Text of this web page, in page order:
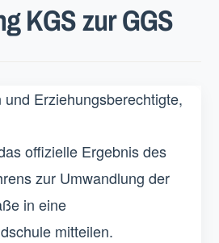
KGS zur GGS
Erziehungsberechtigte,
offizielle Ergebnis des
zur Umwandlung der
in eine
mitteilen.